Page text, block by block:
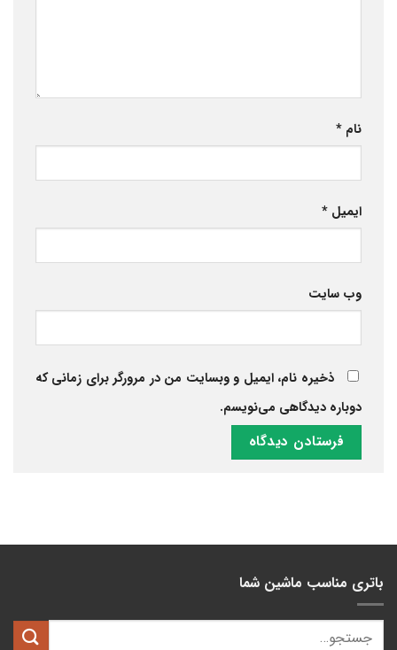
نام *
ایمیل *
وب‌ سایت
ذخیره نام، ایمیل و وبسایت من در مرورگر برای زمانی که
دوباره دیدگاهی می‌نویسم.
باتری مناسب ماشین شما